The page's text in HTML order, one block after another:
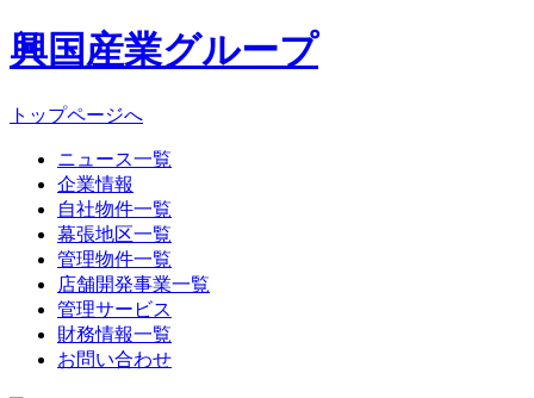
興国産業グループ
トップページへ
ニュース一覧
企業情報
自社物件一覧
幕張地区一覧
管理物件一覧
店舗開発事業一覧
管理サービス
財務情報一覧
お問い合わせ